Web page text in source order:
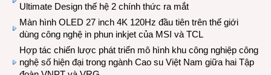
Ultimate Design thế hệ 2 chính thức ra mắt
Màn hình OLED 27 inch 4K 120Hz đầu tiên trên thế giới
dùng công nghệ in phun inkjet của MSI và TCL
Hợp tác chiến lược phát triển mô hình khu công nghiệp công
nghệ số hiện đại trong ngành Cao su Việt Nam giữa hai Tập